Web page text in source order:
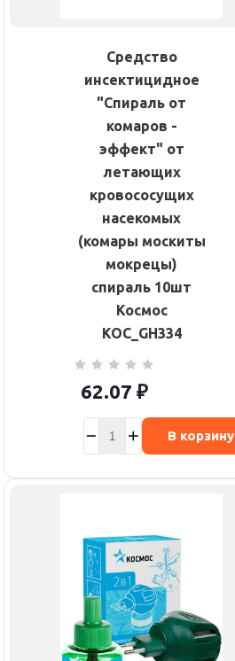
Средство
инсектицидное
"Спираль от
комаров -
эффект" от
летающих
кровососущих
насекомых
(комары москиты
мокрецы)
спираль 10шт
Космос
KOC_GH334
62.07 ₽
В корзину